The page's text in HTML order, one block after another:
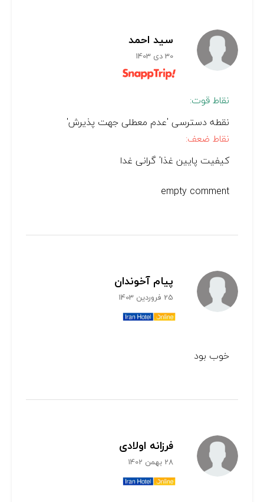
سید احمد
30 دی 1403
نقاط قوت:
نقطه دسترسی 'عدم معطلی جهت پذیرش'
نقاط ضعف:
کیفیت پایین غذا' گرانی غدا
empty comment
پیام آخوندان
25 فروردین 1403
خوب بود
فرزانه اولادی
28 بهمن 1402